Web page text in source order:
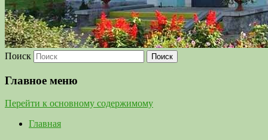
Поиск
Главное меню
Перейти к основному содержимому
Главная